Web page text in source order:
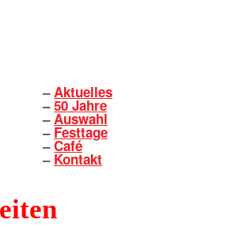
Aktuelles
50 Jahre
Auswahl
Festtage
Café
Kontakt